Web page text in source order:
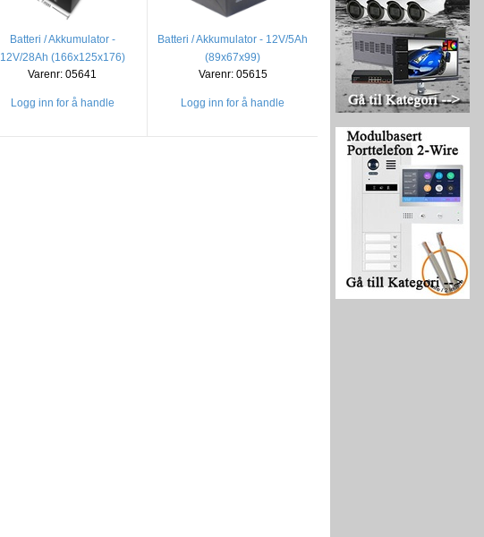
Batteri / Akkumulator -
12V/28Ah (166x125x176)
Varenr: 05641
Logg inn for å handle
Batteri / Akkumulator - 12V/5Ah
(89x67x99)
Varenr: 05615
Logg inn for å handle